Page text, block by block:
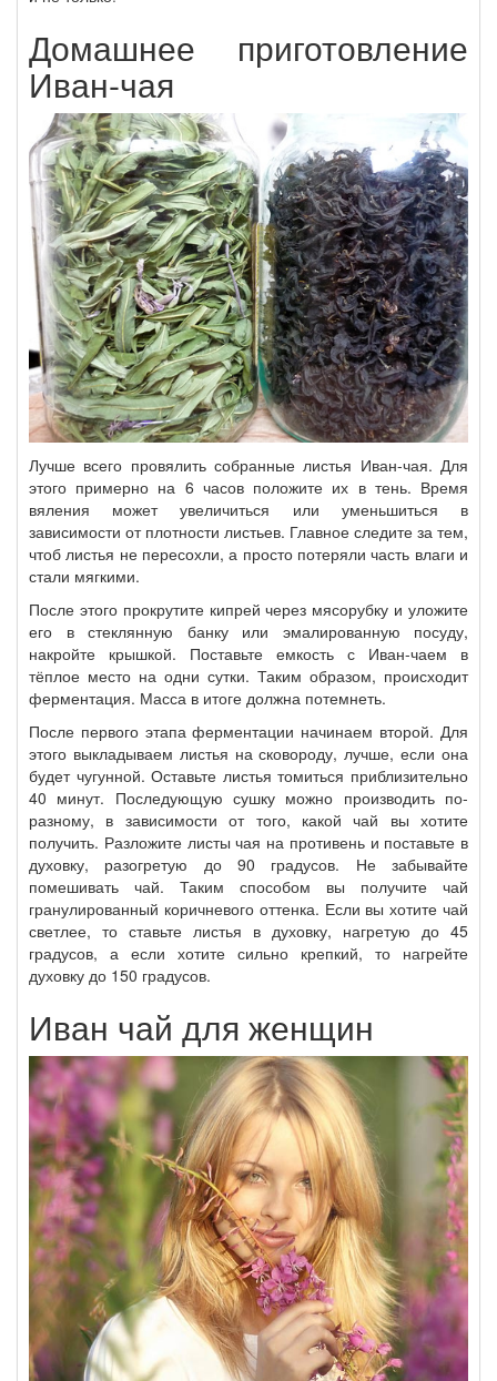
Домашнее приготовление
Иван-чая
Лучше всего провялить собранные листья Иван-чая. Для
этого примерно на 6 часов положите их в тень. Время
вяления может увеличиться или уменьшиться в
зависимости от плотности листьев. Главное следите за тем,
чтоб листья не пересохли, а просто потеряли часть влаги и
стали мягкими.
После этого прокрутите кипрей через мясорубку и уложите
его в стеклянную банку или эмалированную посуду,
накройте крышкой. Поставьте емкость с Иван-чаем в
тёплое место на одни сутки. Таким образом, происходит
ферментация. Масса в итоге должна потемнеть.
После первого этапа ферментации начинаем второй. Для
этого выкладываем листья на сковороду, лучше, если она
будет чугунной. Оставьте листья томиться приблизительно
40 минут. Последующую сушку можно производить по-
разному, в зависимости от того, какой чай вы хотите
получить. Разложите листы чая на противень и поставьте в
духовку, разогретую до 90 градусов. Не забывайте
помешивать чай. Таким способом вы получите чай
гранулированный коричневого оттенка. Если вы хотите чай
светлее, то ставьте листья в духовку, нагретую до 45
градусов, а если хотите сильно крепкий, то нагрейте
духовку до 150 градусов.
Иван чай для женщин